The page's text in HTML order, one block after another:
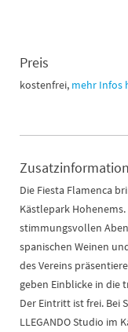
Preis
kostenfrei, mehr Infos
Die Fiesta Flamenca
Kästlepark
stimmungsvollen
spanischen Weinen
des Vereins
geben Einblicke in die
Der Eintritt ist frei. Bei
LLEGANDO Studio im